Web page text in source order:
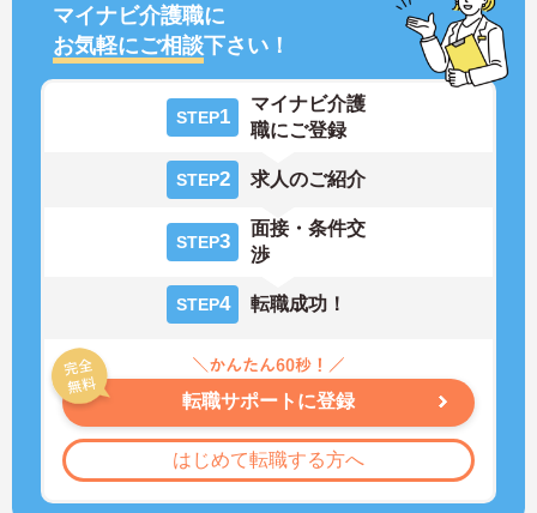
マイナビ介護職に
お気軽にご相談下さい！
STEP1
マイナビ介護
職にご登録
STEP2 求人のご紹介
STEP3
面接・条件交
渉
STEP4 転職成功！
転職サポートに登録
はじめて転職する方へ